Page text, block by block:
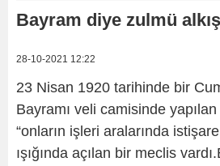
Bayram diye zulmü
28-10-2021 12:22
23 Nisan 1920 tarihinde bir
Bayramı veli camisinde
“onların işleri aralarında
ışığında açılan bir meclis